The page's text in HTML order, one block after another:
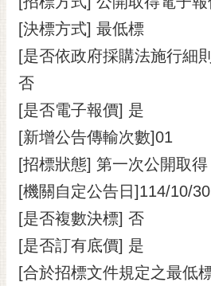
[決標方式] 最低標
[是否依政府採購法施行細
否
[是否電子報價] 是
[新增公告傳輸次數]01
[招標狀態] 第一次公開取得
[機關自定公告日]114/10/30
[是否複數決標] 否
[是否訂有底價] 是
[合於招標文件規定之最低